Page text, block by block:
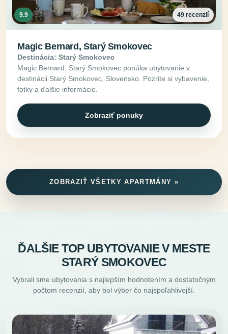
9.9 49 recenzií
Magic Bernard, Starý Smokovec
Destinácia: Starý Smokovec
Magic Bernard, Starý Smokovec ponúka ubytovanie v
destinácii Starý Smokovec, Slovensko. Pozrite si vybavenie,
fotky a ďalšie informácie.
Zobraziť ponuky
ZOBRAZIŤ VŠETKY APARTMÁNY »
ĎALŠIE TOP UBYTOVANIE V MESTE
STARÝ SMOKOVEC
Vybrali sme ubytovania s najlepším hodnotením a dostatočným
počtom recenzií, aby bol výber čo najspoľahlivejší.